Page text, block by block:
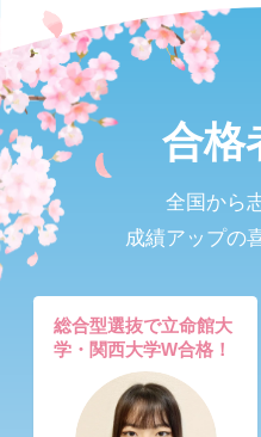
合格
全国から
成績アップの
総合型選抜で立命館大
学・関西大学W合格！